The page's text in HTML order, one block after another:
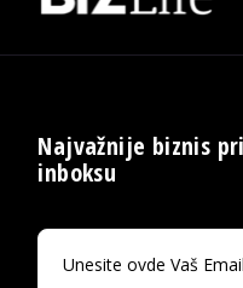
Najvažnije biznis
inboksu